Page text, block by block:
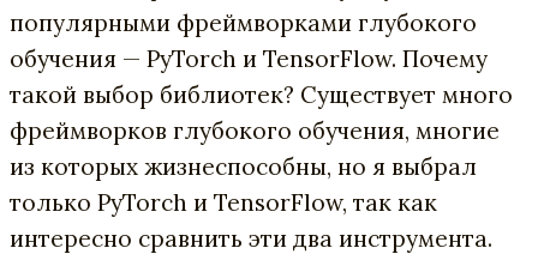
популярными фреймворками глубокого
обучения — PyTorch и TensorFlow. Почему
такой выбор библиотек? Существует много
фреймворков глубокого обучения, многие
из которых жизнеспособны, но я выбрал
только PyTorch и TensorFlow, так как
интересно сравнить эти два инструмента.